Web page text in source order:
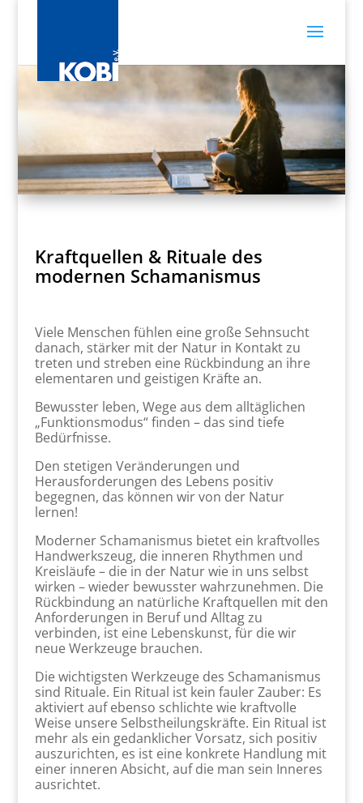
Kraftquellen & Rituale des
modernen Schamanismus
Viele Menschen fühlen eine große Sehnsucht
danach, stärker mit der Natur in Kontakt zu
treten und streben eine Rückbindung an ihre
elementaren und geistigen Kräfte an.
Bewusster leben, Wege aus dem alltäglichen
„Funktionsmodus“ finden – das sind tiefe
Bedürfnisse.
Den stetigen Veränderungen und
Herausforderungen des Lebens positiv
begegnen, das können wir von der Natur
lernen!
Moderner Schamanismus bietet ein kraftvolles
Handwerkszeug, die inneren Rhythmen und
Kreisläufe – die in der Natur wie in uns selbst
wirken – wieder bewusster wahrzunehmen. Die
Rückbindung an natürliche Kraftquellen mit den
Anforderungen in Beruf und Alltag zu
verbinden, ist eine Lebenskunst, für die wir
neue Werkzeuge brauchen.
Die wichtigsten Werkzeuge des Schamanismus
sind Rituale. Ein Ritual ist kein fauler Zauber: Es
aktiviert auf ebenso schlichte wie kraftvolle
Weise unsere Selbstheilungskräfte. Ein Ritual ist
mehr als ein gedanklicher Vorsatz, sich positiv
auszurichten, es ist eine konkrete Handlung mit
einer inneren Absicht, auf die man sein Inneres
ausrichtet.